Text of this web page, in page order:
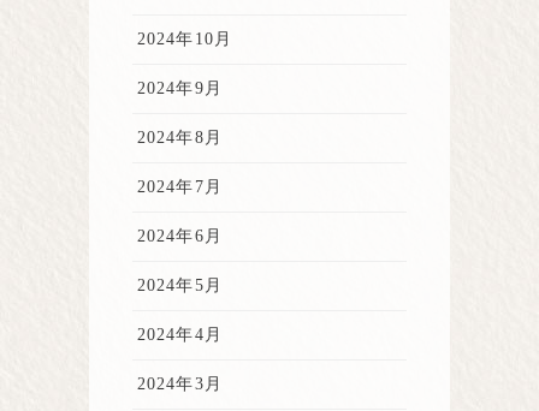
2024年10月
2024年9月
2024年8月
2024年7月
2024年6月
2024年5月
2024年4月
2024年3月